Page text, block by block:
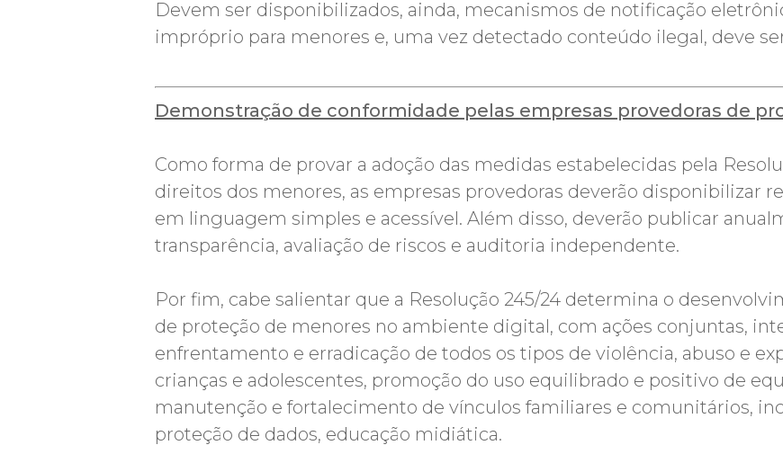
Devem ser disponibilizados, ainda, mecanismos de notificação
impróprio para menores e, uma vez detectado conteúdo ilegal, deve
Demonstração de conformidade pelas empresas provedoras de
Como forma de provar a adoção das medidas estabelecidas pela
direitos dos menores, as empresas provedoras deverão disponibilizar
em linguagem simples e acessível. Além disso, deverão publicar
transparência, avaliação de riscos e auditoria independente.
Por fim, cabe salientar que a Resolução 245/24 determina o
de proteção de menores no ambiente digital, com ações conjuntas,
enfrentamento e erradicação de todos os tipos de violência, abuso e
crianças e adolescentes, promoção do uso equilibrado e positivo de
manutenção e fortalecimento de vínculos familiares e comunitários,
proteção de dados, educação midiática.